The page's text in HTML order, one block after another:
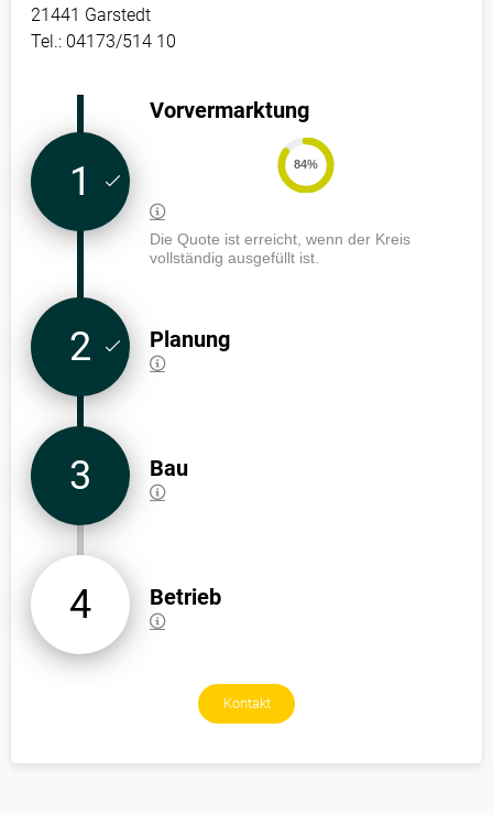
21441 Garstedt
Tel.: 04173/514 10
1
Vorvermarktung
84%
Die Quote ist erreicht, wenn der Kreis
vollständig ausgefüllt ist.
2 Planung
3 Bau
4 Betrieb
Kontakt